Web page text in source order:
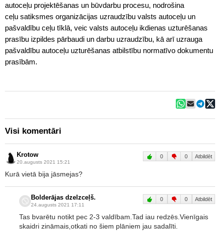
autoceļu projektēšanas un būvdarbu procesu, nodrošina
ceļu satiksmes organizācijas uzraudzību valsts autoceļu un
pašvaldību ceļu tīklā, veic valsts autoceļu ikdienas uzturēšanas
prasību izpildes pārbaudi un darbu uzraudzību, kā arī uzrauga
pašvaldību autoceļu uzturēšanas atbilstību normatīvo dokumentu
prasībām.
Visi komentāri
Krotow
20.augusts 2021 15:21
0 0 Atbildēt
Kurā vietā bija jāsmejas?
Bolderājas dzelzceļš.
24.augusts 2021 17:11
0 0 Atbildēt
Tas bvarētu notikt pec 2-3 valdībam.Tad iau redzēs.Vienīgais
skaidri zināmais,otkati no šiem plāniem jau sadalīti.